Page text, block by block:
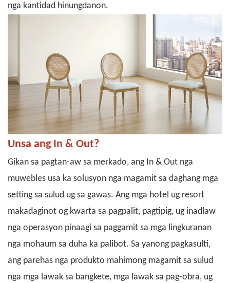
nga kantidad hinungdanon.
Unsa ang In & Out?
Gikan sa pagtan-aw sa merkado, ang In & Out nga
muwebles usa ka solusyon nga magamit sa daghang mga
setting sa sulud ug sa gawas. Ang mga hotel ug resort
makadaginot og kwarta sa pagpalit, pagtipig, ug inadlaw
nga operasyon pinaagi sa paggamit sa mga lingkuranan
nga mohaum sa duha ka palibot. Sa yanong pagkasulti,
ang parehas nga produkto mahimong magamit sa sulud
nga mga lawak sa bangkete, mga lawak sa pag-obra, ug